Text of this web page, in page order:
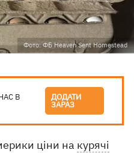
Фото: ФБ Heaven Sent Homestead
В ДОДАТИ
ЗАРАЗ
ціни на курячі